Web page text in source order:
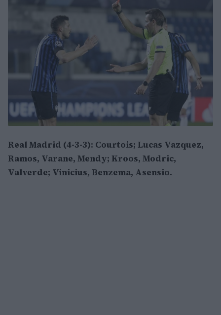
Real Madrid (4-3-3): Courtois; Lucas Vazquez,
Ramos, Varane, Mendy; Kroos, Modric,
Valverde; Vinicius, Benzema, Asensio.